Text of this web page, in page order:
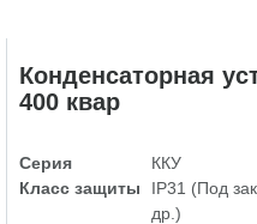
Конденсаторная
400 квар
Серия
ККУ
Класс защиты
IP31 (Под
др.)